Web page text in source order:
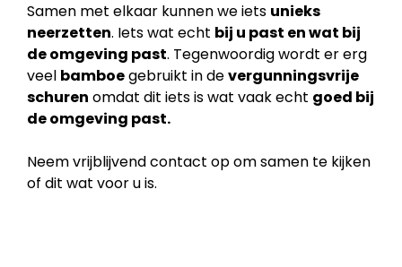
Samen met elkaar kunnen we iets unieks
neerzetten. Iets wat echt bij u past en wat bij
deomgeving past. Tegenwoordig wordt er erg
veel bamboegebruikt in devergunningsvrije
schuren omdat dit iets is wat vaak echt goed bij
de omgeving past.
Neem vrijblijvend contact op om samen te kijken
of dit wat voor u is.